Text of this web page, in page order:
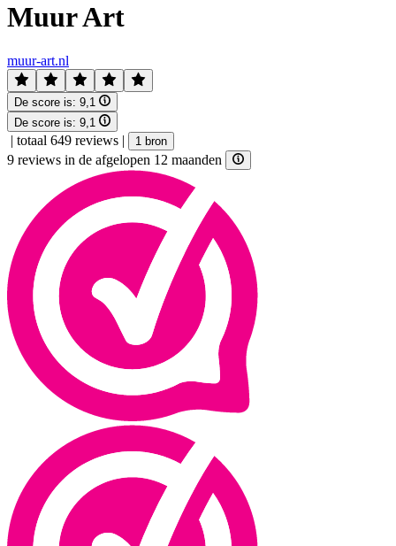
Muur Art
muur-art.nl
De score is: 9,1
De score is: 9,1
| totaal 649 reviews | 1 bron
9 reviews in de afgelopen 12 maanden